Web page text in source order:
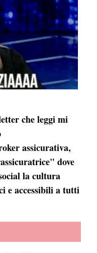
che leggi mi
assicurativa,
dove
la cultura
e accessibili a tutti